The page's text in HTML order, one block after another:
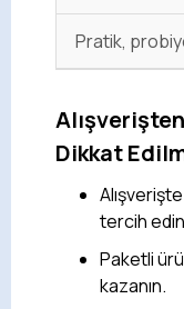
Pratik,
Dikkat
tercih
Paketli
kazanın.